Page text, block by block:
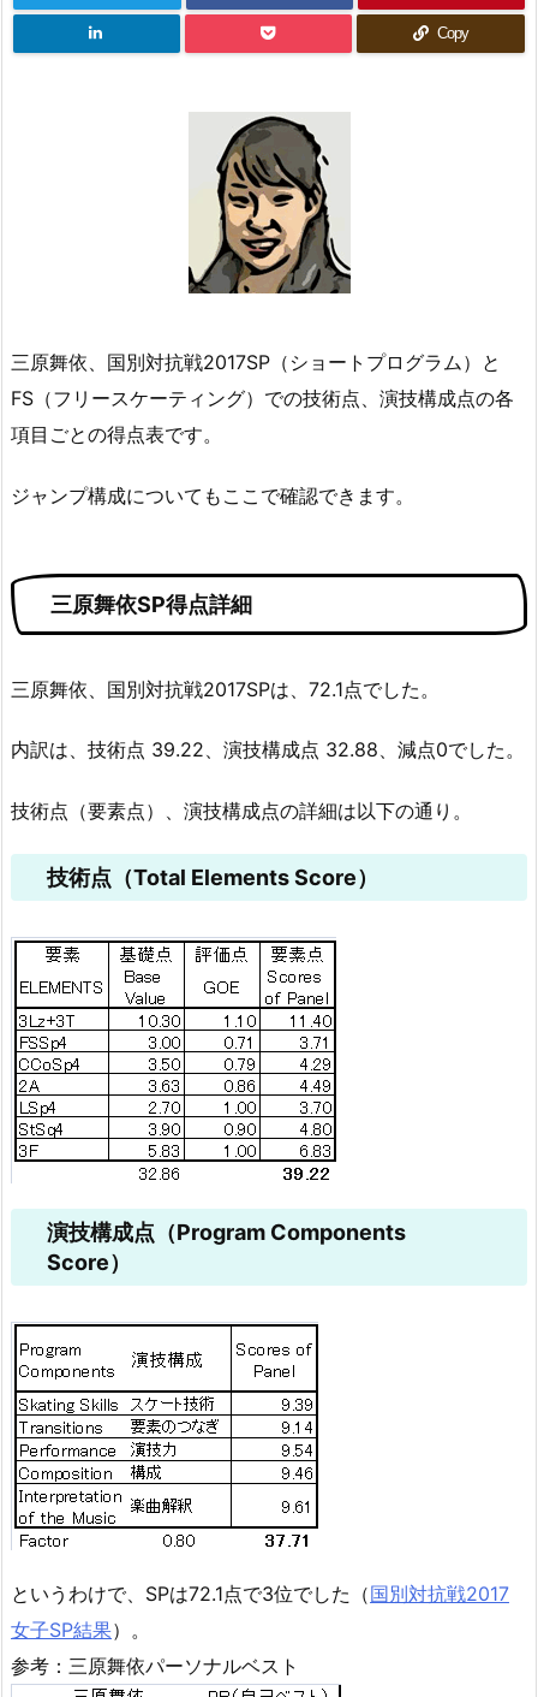
Copy
三原舞依、国別対抗戦2017SP（ショートプログラム）と
FS（フリースケーティング）での技術点、演技構成点の各
項目ごとの得点表です。
ジャンプ構成についてもここで確認できます。
三原舞依SP得点詳細
三原舞依、国別対抗戦2017SPは、72.1点でした。
内訳は、技術点 39.22、演技構成点 32.88、減点0でした。
技術点（要素点）、演技構成点の詳細は以下の通り。
技術点（Total Elements Score）
演技構成点（Program Components
Score）
というわけで、SPは72.1点で3位でした（国別対抗戦2017
女子SP結果）。
参考：三原舞依パーソナルベスト